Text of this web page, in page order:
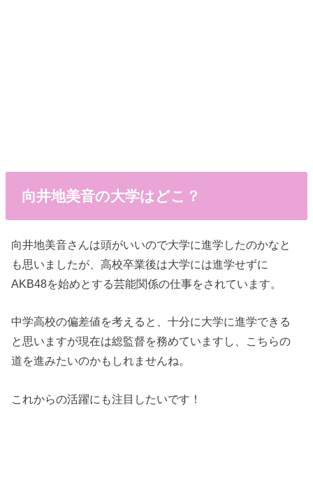
向井地美音の大学はどこ？
向井地美音さんは頭がいいので大学に進学したのかなと
も思いましたが、高校卒業後は大学には進学せずに
AKB48を始めとする芸能関係の仕事をされています。
中学高校の偏差値を考えると、十分に大学に進学できる
と思いますが現在は総監督を務めていますし、こちらの
道を進みたいのかもしれませんね。
これからの活躍にも注目したいです！